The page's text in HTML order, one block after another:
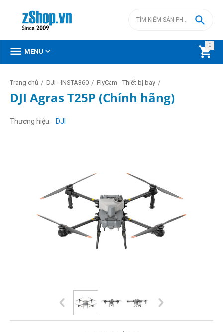
0


 MENU 
Trang chủ / DJI - INSTA360 / FlyCam - Thiết bị bay /
DJI Agras T25P (Chính hãng)
Thương hiệu DJI